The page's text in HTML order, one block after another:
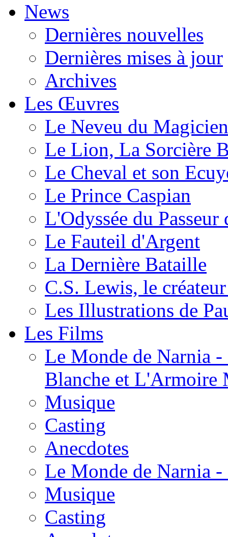
News
Dernières nouvelles
Dernières mises à jour
Archives
Les Œuvres
Le Neveu du Magicien
Le Lion, La Sorcière
Le Cheval et son
Le Prince Caspian
L'Odyssée du
Le Fauteil d'Argent
La Dernière Bataille
C.S. Lewis, le
Les Illustrations de
Les Films
Le Monde de Narnia
Blanche et L'Armoire
Musique
Casting
Anecdotes
Le Monde de Narnia
Musique
Casting